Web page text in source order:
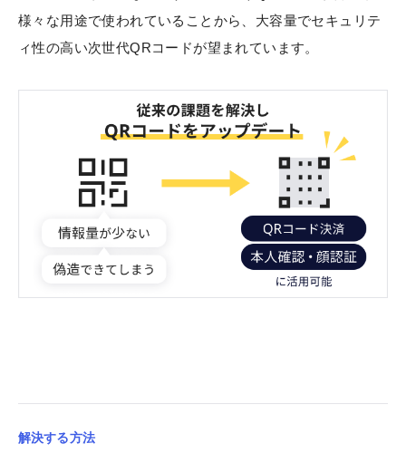
様々な用途で使われていることから、大容量でセキュリテ
ィ性の高い次世代QRコードが望まれています。
解決する方法